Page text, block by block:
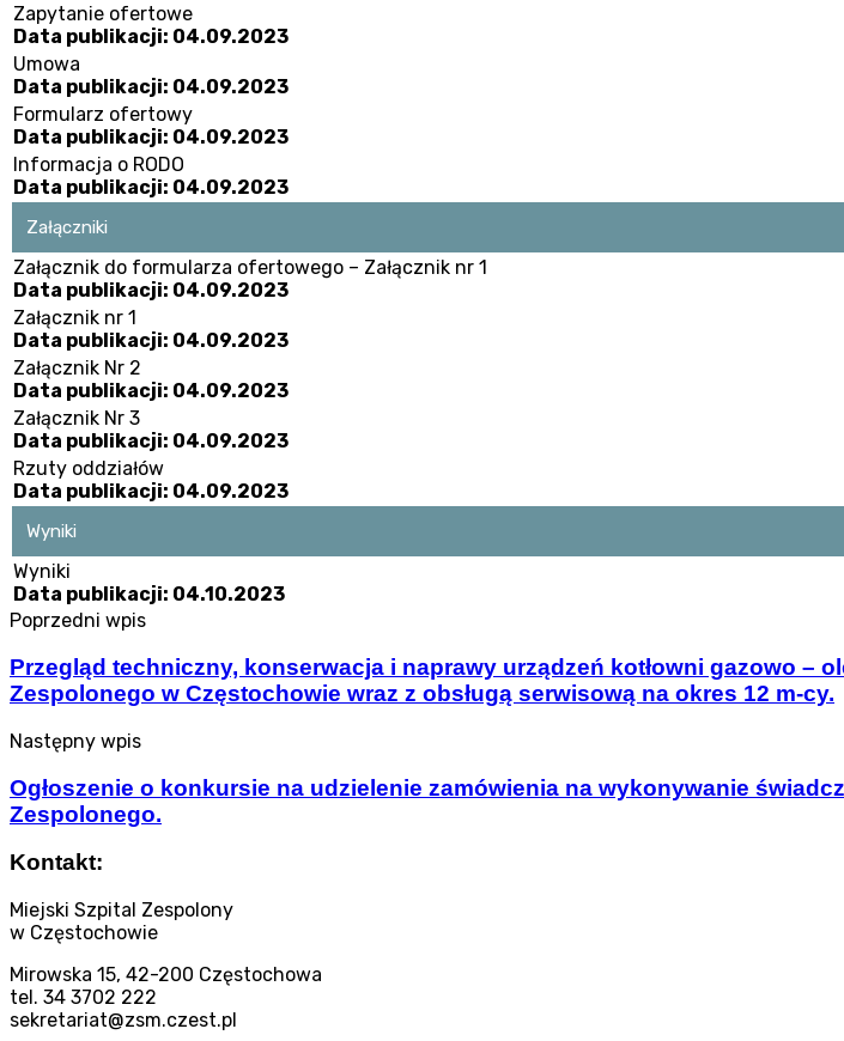
Zapytanie ofertowe
Data publikacji: 04.09.2023
Umowa
Data publikacji: 04.09.2023
Formularz ofertowy
Data publikacji: 04.09.2023
Informacja o RODO
Data publikacji: 04.09.2023
Załączniki
Załącznik do formularza ofertowego – Załącznik nr 1
Data publikacji: 04.09.2023
Załącznik nr 1
Data publikacji: 04.09.2023
Załącznik Nr 2
Data publikacji: 04.09.2023
Załącznik Nr 3
Data publikacji: 04.09.2023
Rzuty oddziałów
Data publikacji: 04.09.2023
Wyniki
Wyniki
Data publikacji: 04.10.2023
Poprzedni wpis
Przegląd techniczny, konserwacja i naprawy urządzeń kotłowni gazowo –
Zespolonego w Częstochowie wraz z obsługą serwisową na okres 12 m-cy.
Następny wpis
Ogłoszenie o konkursie na udzielenie zamówienia na wykonywanie
Zespolonego.
Kontakt:
Miejski Szpital Zespolony
w Częstochowie
Mirowska 15, 42-200 Częstochowa
tel. 34 3702 222
sekretariat@zsm.czest.pl